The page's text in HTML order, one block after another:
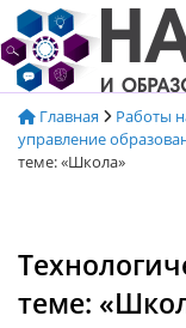
Перейти
к
содержимому
Главная Работы
управление
теме: «Школа»
теме: